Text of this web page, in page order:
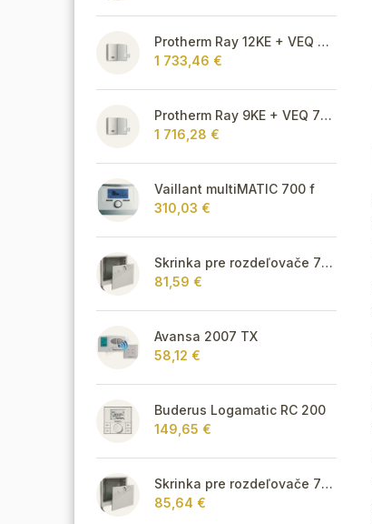
Protherm Ray 12KE + VEQ 75 + Thermolink P
1 733,46 €
Protherm Ray 9KE + VEQ 75 + Thermolink P
1 716,28 €
Vaillant multiMATIC 700 f
310,03 €
Skrinka pre rozdeľovače 715 mm - podomietková
81,59 €
Avansa 2007 TX
58,12 €
Buderus Logamatic RC 200
149,65 €
Skrinka pre rozdeľovače 795 mm - podomietková
85,64 €